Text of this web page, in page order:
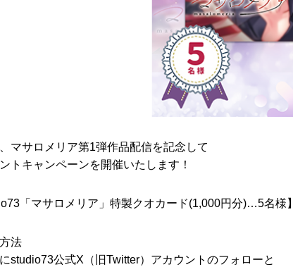
マサロメリア第1弾作品配信を記念して
トキャンペーンを開催いたします！
「マサロメリア」特製クオカード(1,000円分)…5名様】
法
studio73公式X（旧Twitter）アカウントのフォローと